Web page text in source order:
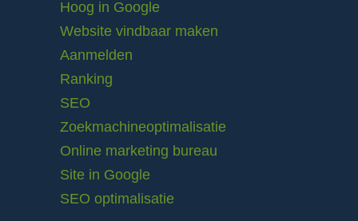
Hoog in Google
Website vindbaar maken
Aanmelden
Ranking
SEO
Zoekmachineoptimalisatie
Online marketing bureau
Site in Google
SEO optimalisatie